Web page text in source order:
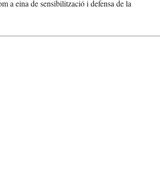
a eina de sensibilització i defensa de la